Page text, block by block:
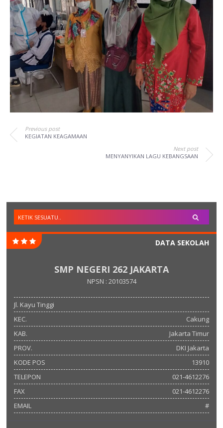
Previous post
KEGIATAN KEAGAMAAN
Next post
MENYANYIKAN LAGU KEBANGSAAN
DATA SEKOLAH
SMP NEGERI 262 JAKARTA
NPSN : 20103574
Jl. Kayu Tinggi
KEC.
Cakung
KAB.
Jakarta Timur
PROV.
DKI Jakarta
KODE POS
13910
TELEPON
021-4612276
FAX
021-4612276
EMAIL
#